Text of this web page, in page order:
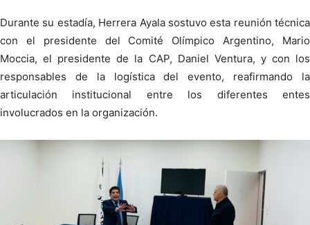
Durante su estadía, Herrera Ayala sostuvo esta reunión técnica
con el presidente del Comité Olímpico Argentino, Mario
Moccia, el presidente de la CAP, Daniel Ventura, y con los
responsables de la logística del evento, reafirmando la
articulación institucional entre los diferentes entes
involucrados en la organización.